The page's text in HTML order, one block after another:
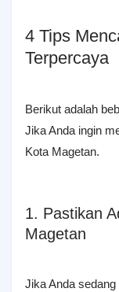
4 Tips
Terpercaya
Berikut adalah
Jika Anda ingin
Kota Magetan.
1. Pastikan
Magetan
Jika Anda